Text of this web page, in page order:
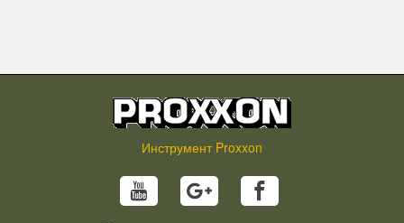
Инструмент Proxxon